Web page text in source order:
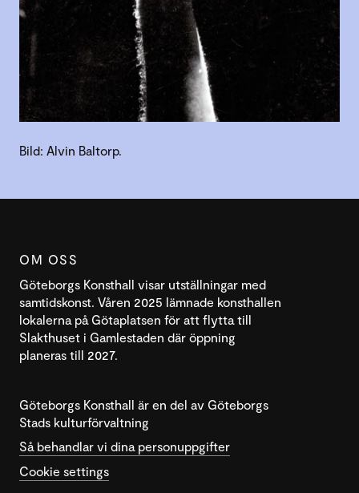
Bild: Alvin Baltorp.
OM OSS
Göteborgs Konsthall visar utställningar med
samtidskonst. Våren 2025 lämnade konsthallen
lokalerna på Götaplatsen för att flytta till
Slakthuset i Gamlestaden där öppning
planeras till 2027.
Göteborgs Konsthall är en del av Göteborgs
Stads kulturförvaltning
Så behandlar vi dina personuppgifter
Cookie settings